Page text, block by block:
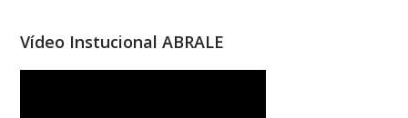
Vídeo Instucional ABRALE